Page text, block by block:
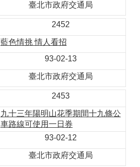
臺北市政府交通局
2452
藍色情挑 情人看招
93-02-13
臺北市政府交通局
2453
九十三年陽明山花季期間十九條公
車路線可使用一日券
93-02-12
臺北市政府交通局